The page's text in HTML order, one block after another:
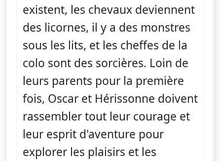
existent, les chevaux deviennent
des licornes, il y a des monstres
sous les lits, et les cheffes de la
colo sont des sorcières. Loin de
leurs parents pour la première
fois, Oscar et Hérissonne doivent
rassembler tout leur courage et
leur esprit d'aventure pour
explorer les plaisirs et les